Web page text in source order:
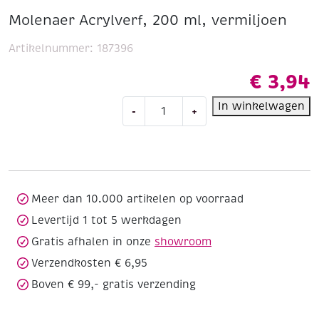
Molenaer Acrylverf, 200 ml, vermiljoen
€ 3,94
-
Acrylverf,
+ In winkelwagen
Artikelnummer: 187396
Meer dan 10.000 artikelen op voorraad
Levertijd 1 tot 5 werkdagen
Gratis afhalen in onze showroom
Verzendkosten € 6,95
Boven € 99,- gratis verzending